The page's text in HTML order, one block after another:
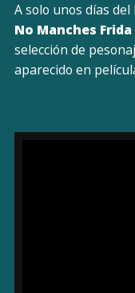
A solo unos días
No Manches Frida
selección de
aparecido en